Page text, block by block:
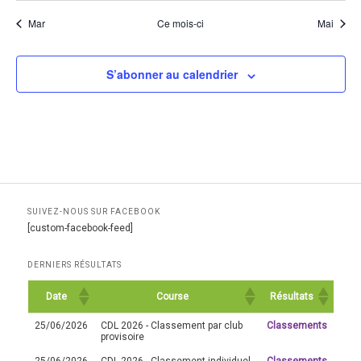
Mar Ce mois-ci Mai
S’abonner au calendrier
SUIVEZ-NOUS SUR FACEBOOK
[custom-facebook-feed]
DERNIERS RÉSULTATS
Date Course Résultats
25/06/2026
CDL 2026 - Classement par club
provisoire
Classements